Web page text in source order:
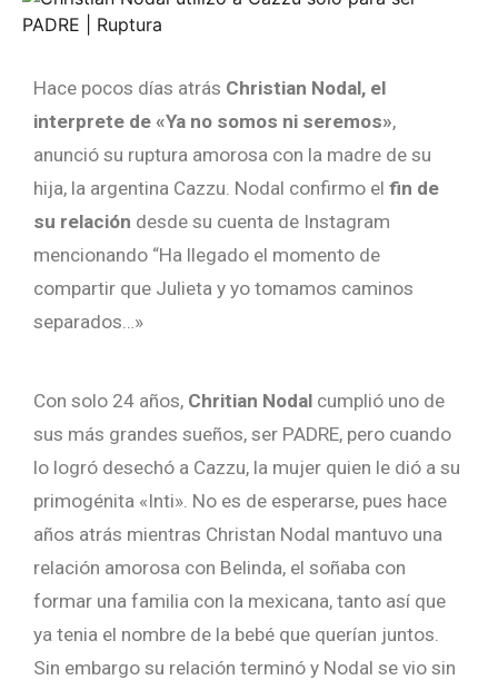
Hace pocos días atrás Christian Nodal, el
interprete de «Ya no somos ni seremos»,
anunció su ruptura amorosa con la madre de su
hija, la argentina Cazzu. Nodal confirmo el fin de
su relación desde su cuenta de Instagram
mencionando “Ha llegado el momento de
compartir que Julieta y yo tomamos caminos
separados…»
Con solo 24 años, Chritian Nodal cumplió uno de
sus más grandes sueños, ser PADRE, pero cuando
lo logró desechó a Cazzu, la mujer quien le dió a su
primogénita «Inti». No es de esperarse, pues hace
años atrás mientras Christan Nodal mantuvo una
relación amorosa con Belinda, el soñaba con
formar una familia con la mexicana, tanto así que
ya tenia el nombre de la bebé que querían juntos.
Sin embargo su relación terminó y Nodal se vio sin